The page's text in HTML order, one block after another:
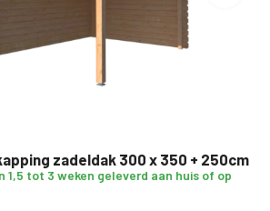
zadeldak 300 x 350 + 250cm
1,5 tot 3 weken geleverd aan huis of op